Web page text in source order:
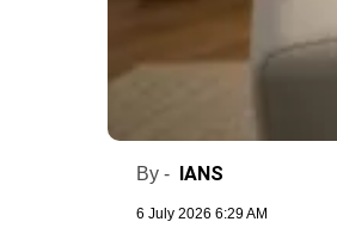
By - IANS
6 July 2026 6:29 AM